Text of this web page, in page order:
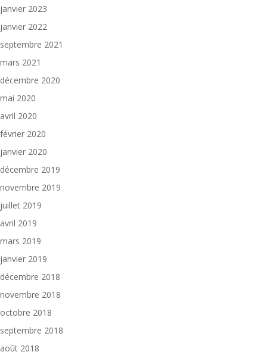
janvier 2023
janvier 2022
septembre 2021
mars 2021
décembre 2020
mai 2020
avril 2020
février 2020
janvier 2020
décembre 2019
novembre 2019
juillet 2019
avril 2019
mars 2019
janvier 2019
décembre 2018
novembre 2018
octobre 2018
septembre 2018
août 2018